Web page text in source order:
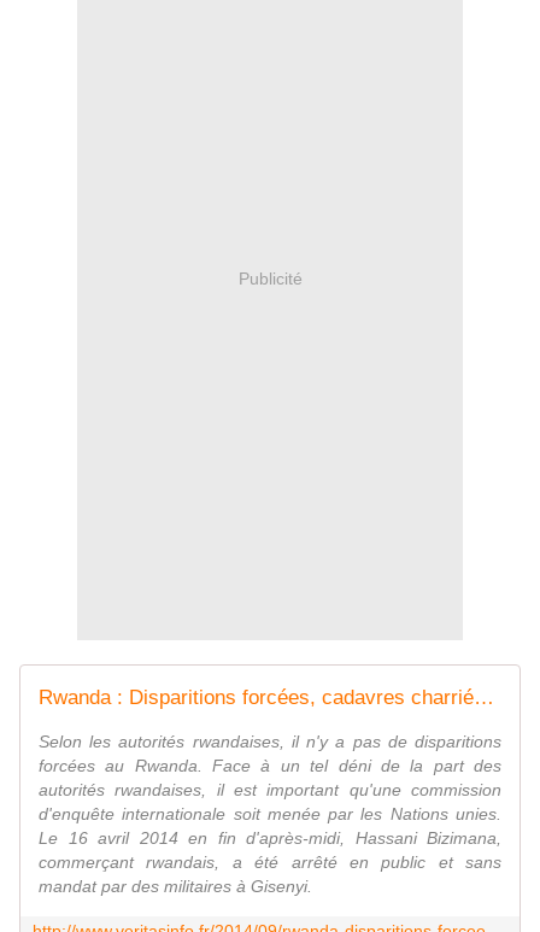
Publicité
Rwanda : Disparitions forcées, cadavres charriés par une rivière, déni des autorités... -
Selon les autorités rwandaises, il n'y a pas de disparitions
forcées au Rwanda. Face à un tel déni de la part des
autorités rwandaises, il est important qu'une commission
d'enquête internationale soit menée par les Nations unies.
Le 16 avril 2014 en fin d'après-midi, Hassani Bizimana,
commerçant rwandais, a été arrêté en public et sans
mandat par des militaires à Gisenyi.